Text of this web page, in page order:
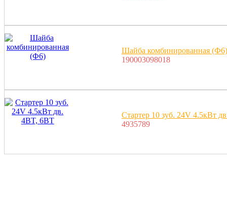
Шайба комбинированная (Ф6)
190003098018
Стартер 10 зуб. 24V 4.5кВт
4935789